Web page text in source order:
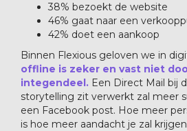
38% bezoekt de website
46% gaat naar een
42% doet een aankoop
Binnen Flexious geloven we in
offline is zeker en vast niet
integendeel. Een Direct Mail bij
storytelling zit verwerkt zal meer
een Facebook post. Hoe meer
is hoe meer aandacht je zal